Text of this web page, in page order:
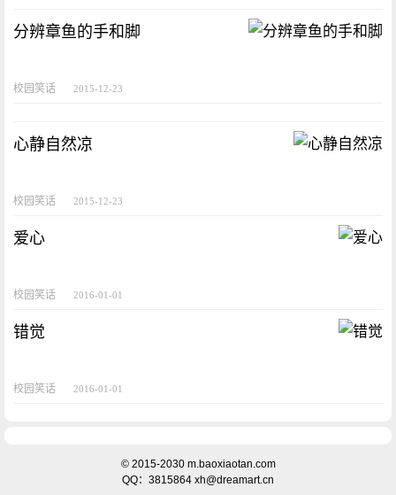
分辨章鱼的手和脚
校园笑话 2015-12-23
心静自然凉
校园笑话 2015-12-23
爱心
校园笑话 2016-01-01
错觉
校园笑话 2016-01-01
© 2015-2030 m.baoxiaotan.com
QQ：3815864 xh@dreamart.cn